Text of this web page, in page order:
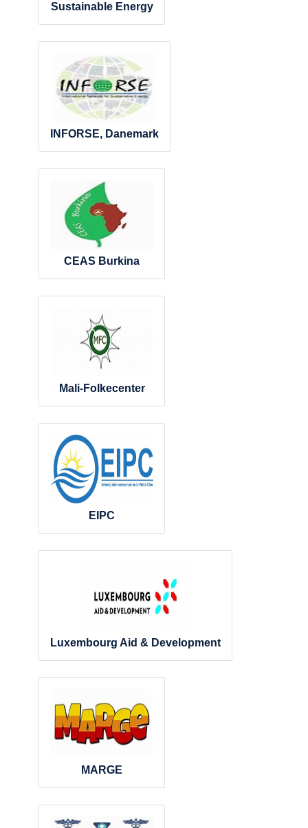
Sustainable Energy
INFORSE, Danemark
CEAS Burkina
Mali-Folkecenter
EIPC
Luxembourg Aid & Development
MARGE